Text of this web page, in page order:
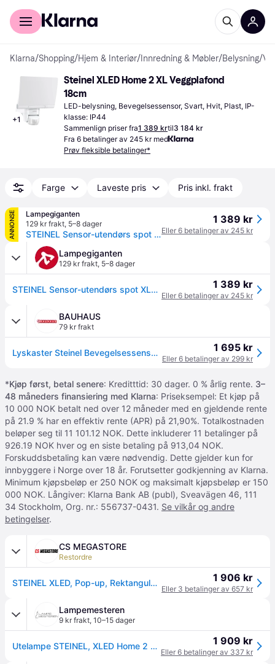
For kunder
Klarna/Shopping/Hjem & Interiør/ Innredning & Møbler/Belysning/
+1
Steinel XLED Home 2 XL Veggplafond
18cm
LED-belysning, Bevegelsessensor, Svart, Hvit, Plast, IP-
klasse: IP44
Sammenlign priser fra1 389 krtil3 184 kr
Fra 6 betalinger av 245 kr med
Prøv fleksible betalinger*
Farge Laveste pris Pris inkl. frakt
ANNONSE
Lampegiganten
129 kr frakt, 5–8 dager
STEINEL Sensor-utendørs spot XLED Home 2 XL S, hvit, IP44 S, Hvit / opal, Kunststoff, Moderne
1 389 kr
Eller 6 betalinger av 245 kr
Lampegiganten
129 kr frakt, 5–8 dager
STEINEL Sensor-utendørs spot XLED Home 2 XL S, hvit, IP44 S, Hvit / opal, Kunststoff, Moderne 1 389 kr
Eller 6 betalinger av 245 kr
BAUHAUS
79 kr frakt
Lyskaster Steinel Bevegelsessensor Xled Home2 Xl Hvit 1 695 kr
Eller 6 betalinger av 299 kr
*Kjøp først, betal senere: Kreditttid: 30 dager. 0 % årlig rente. 3–
48 måneders finansiering med Klarna: Priseksempel: Et kjøp på
10 000 NOK betalt ned over 12 måneder med en gjeldende rente
på 21.9 % har en effektiv rente (APR) på 21,90%. Totalkostnaden
beløper seg til 11 101.12 NOK. Dette inkluderer 11 betalinger på
926.19 NOK hver og en siste betaling på 913,04 NOK.
Forskuddsbetaling kan være nødvendig. Dette gjelder kun for
innbyggere i Norge over 18 år. Forutsetter godkjenning av Klarna.
Minimum kjøpsbeløp er 250 NOK og maksimalt kjøpsbeløp er 150
000 NOK. Långiver: Klarna Bank AB (publ), Sveavägen 46, 111
34 Stockholm, Org. nr.: 556737-0431. Se vilkår og andre
betingelser.
CS MEGASTORE
Restordre
STEINEL XLED, Pop-up, Rektangulær, 3000 K, IP44, Hvit 1 906 kr
Eller 3 betalinger av 657 kr
Lampemesteren
9 kr frakt, 10–15 dager
Utelampe STEINEL, XLED Home 2 XL S, Svart, Plast, Moderne 1 909 kr
Eller 6 betalinger av 337 kr